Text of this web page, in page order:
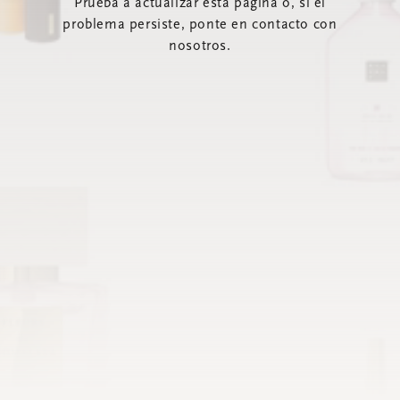
Prueba a actualizar esta página o, si el
problema persiste, ponte en contacto con
nosotros.